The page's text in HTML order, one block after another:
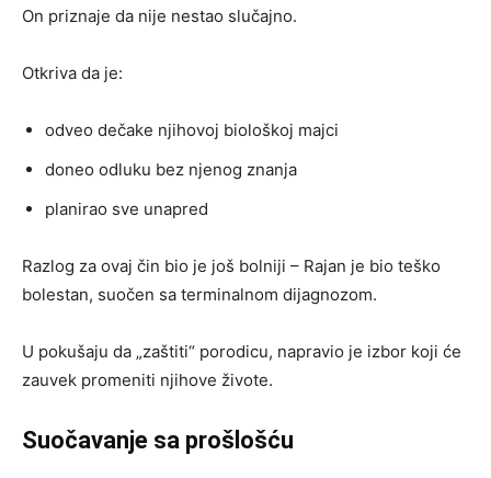
On priznaje da nije nestao slučajno.
Otkriva da je:
odveo dečake njihovoj biološkoj majci
doneo odluku bez njenog znanja
planirao sve unapred
Razlog za ovaj čin bio je još bolniji – Rajan je bio teško
bolestan, suočen sa terminalnom dijagnozom.
U pokušaju da „zaštiti“ porodicu, napravio je izbor koji će
zauvek promeniti njihove živote.
Suočavanje sa prošlošću